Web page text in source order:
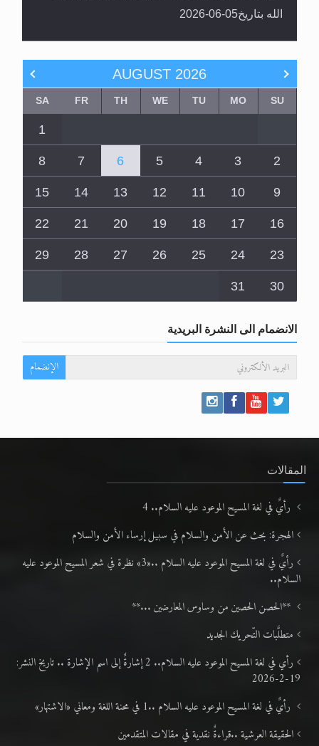
الله بتاريخ05-06-2026
AUGUST 2026
SU
MO
TU
WE
TH
FR
SA
1
2
3
4
5
6
7
8
9
10
11
12
13
14
15
16
17
18
19
20
21
22
23
24
25
26
27
28
29
30
31
الانضمام الى النشرة البريدية
الإنضمام
المقالات
رأيٌ في لغة المسيح الموعود عليه السلام.. 4
الهجرة: بحث عن الأمن والسلام في سبيل إرساء الأمن والسلام
رأيٌ في لغة المسيح الموعود عليه السلام ..«3» نظرة في شعر المسيح الموعود عليه
السلام..
**الحصن الحصين من وساوس المعارضين ...**
متطلَّبات التّحريك الجديد
رأي في لغة المسيح الموعود عليه السلام.. 2 إشارةٌ إلى اسم الإشارة .. تاريخ النشر:
19-2-2026
رأيٌ في لغة المسيح الموعود عليه السلام ..1 في محنة اللغة ومعاني «الاشتهار»
الحقيقة العرشية ..قراءةٌ نقدية في مقالات المتقدمين